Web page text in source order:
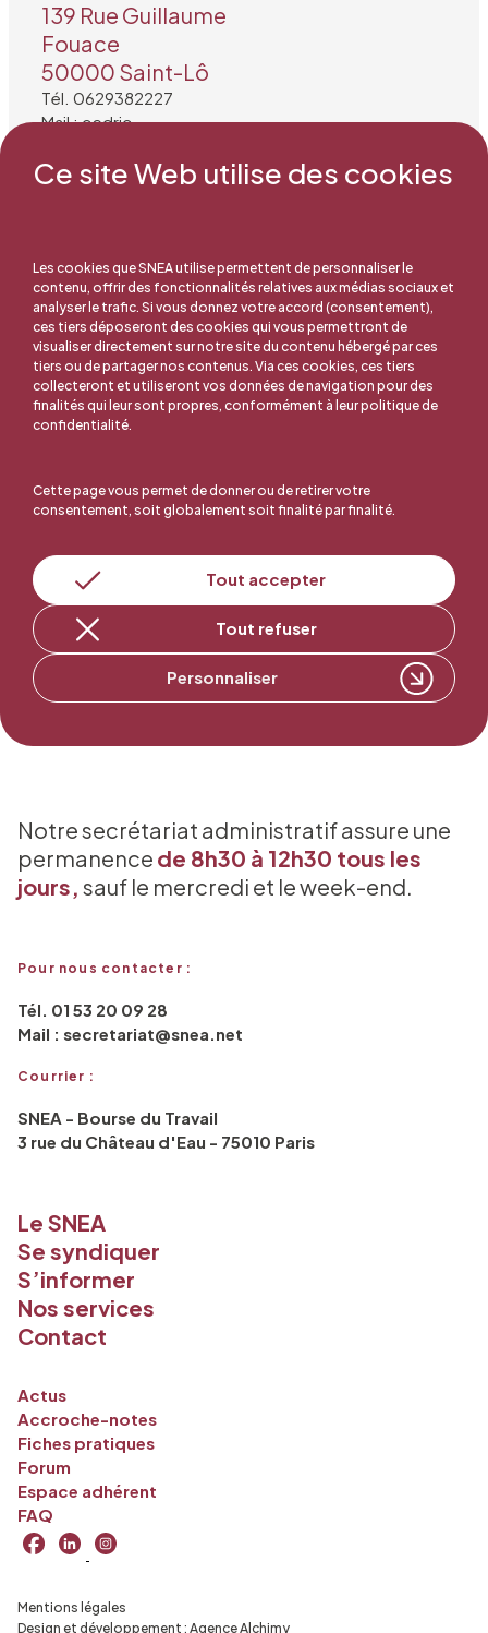
Ce site Web utilise des cookies
Les cookies que SNEA utilise permettent de personnaliser le
contenu, offrir des fonctionnalités relatives aux médias sociaux et
analyser le trafic. Si vous donnez votre accord (consentement),
ces tiers déposeront des cookies qui vous permettront de
visualiser directement sur notre site du contenu hébergé par ces
tiers ou de partager nos contenus. Via ces cookies, ces tiers
collecteront et utiliseront vos données de navigation pour des
finalités qui leur sont propres, conformément à leur politique de
confidentialité.
Cette page vous permet de donner ou de retirer votre
consentement, soit globalement soit finalité par finalité.
Tout accepter
Tout refuser
Personnaliser
139 Rue Guillaume
Fouace
50000 Saint-Lô
Tél. 0629382227
Mail : cedric-
En ligne, c'est facile !
Adhérer au SNEA
Notre secrétariat administratif assure une
permanence de 8h30 à 12h30 tous les
jours, sauf le mercredi et le week-end.
Pour nous contacter :
Tél. 01 53 20 09 28
Mail : secretariat@snea.net
Courrier :
SNEA - Bourse du Travail
3 rue du Château d'Eau - 75010 Paris
Le SNEA
Se syndiquer
S’informer
Nos services
Contact
Actus
Accroche-notes
Fiches pratiques
Forum
Espace adhérent
FAQ
Design et développement : Agence Alchimy
Mentions légales